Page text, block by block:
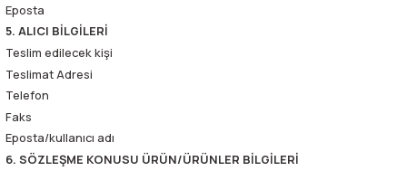
Eposta
5. ALICI BİLGİLERİ
Teslim edilecek kişi
Teslimat Adresi
Telefon
Faks
Eposta/kullanıcı adı
6. SÖZLEŞME KONUSU ÜRÜN/ÜRÜNLER BİLGİLERİ